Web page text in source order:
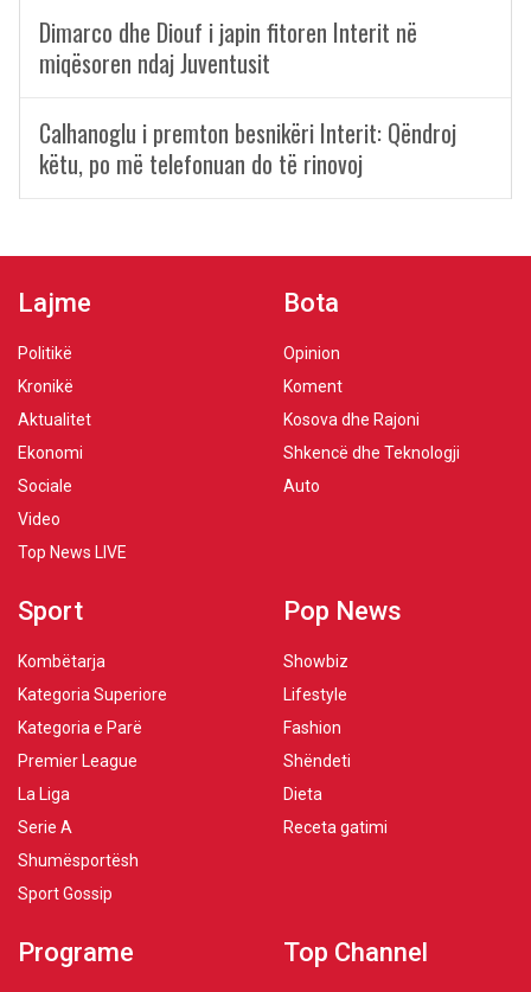
Dimarco dhe Diouf i japin fitoren Interit në
miqësoren ndaj Juventusit
Calhanoglu i premton besnikëri Interit: Qëndroj
këtu, po më telefonuan do të rinovoj
Lajme
Politikë
Kronikë
Aktualitet
Ekonomi
Sociale
Video
Top News LIVE
Bota
Opinion
Koment
Kosova dhe Rajoni
Shkencë dhe Teknologji
Auto
Sport
Kombëtarja
Kategoria Superiore
Kategoria e Parë
Premier League
La Liga
Serie A
Shumësportësh
Sport Gossip
Pop News
Showbiz
Lifestyle
Fashion
Shëndeti
Dieta
Receta gatimi
Programe Top Channel